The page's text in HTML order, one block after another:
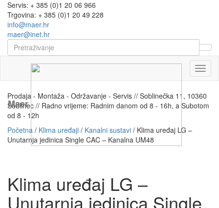
Servis: + 385 (0)1 20 06 966
Trgovina: + 385 (0)1 20 49 228
info@maer.hr
maer@inet.hr
Maer
Prodaja - Montaža - Održavanje - Servis // Soblinečka 11, 10360
Soblinec // Radno vrijeme: Radnim danom od 8 - 16h, a Subotom
od 8 - 12h
Početna / Klima uređaji / Kanalni sustavi / Klima uređaj LG –
Unutarnja jedinica Single CAC – Kanalna UM48
Klima uređaj LG –
Unutarnja jedinica Single